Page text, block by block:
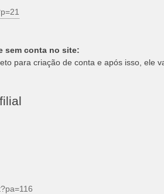
sem conta no site:
para criação de conta e após isso, ele